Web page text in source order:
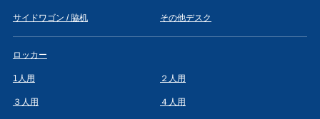
サイドワゴン / 脇机 その他デスク
ロッカー
1人用 ２人用
３人用 ４人用